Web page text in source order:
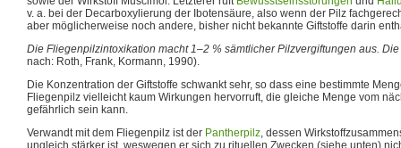
v. a. bei der Decarboxylierung der Ibotensäure, also wenn der Pilz
aber möglicherweise noch andere, bisher nicht bekannte Giftstoffe darin
Die Fliegenpilzintoxikation macht 1–2 % sämtlicher Pilzvergiftungen aus. Die
nach: Roth, Frank, Kormann, 1990).
Die Konzentration der Giftstoffe schwankt sehr, so dass eine bestimmte
Fliegenpilz vielleicht kaum Wirkungen hervorruft, die gleiche Menge vom
gefährlich sein kann.
Verwandt mit dem Fliegenpilz ist der Pantherpilz, dessen
ungleich stärker ist, weswegen er sich zu rituellen Zwecken (siehe unten)